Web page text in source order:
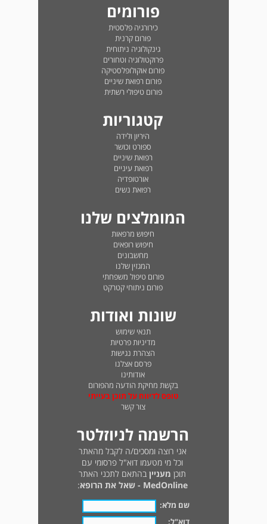
פורומים
כירורגיה פלסטית
פורום קרנית
גינקולוגיה ניתוחית
פרוקטולוגיה וטחורים
פורום אוקולופלסטיקה
פורום רפואת שיניים
פורום טיפולי רשתית
קטגוריות
היריון ולידה
ספורט וכושר
רפואת שיניים
רפואת עיניים
אורטופדיה
רפואת נשים
המומלצים שלנו
חיפוש מרפאות
חיפוש רופאים
מחשבונים
המגזין שלנו
פורום טיפול משפחתי
פורום ניתוחי קטרקט
שונות ואודות
תנאי שימוש
מדיניות פרטיות
הצהרת נגישות
פרסם אצלנו
אודותינו
בקשת מחיקת הודעה מהפורום
טופס לדיווח על תוכן בעייתי
צור קשר
הרשמה לניוזלטר
אני רוצה ומסכים/ה לקבל מהאתר
וכל מי מטעמו דוא"ל פרסומי עם
תוכן מעניין בהתאם לתכני האתר
MedOnline - שאל את הרופא
:
שם מלא:
דוא"ל: